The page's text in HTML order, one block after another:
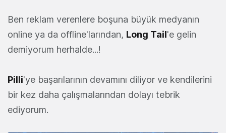
Ben reklam verenlere boşuna büyük medyanın
online ya da offline'larından, Long Tail'e gelin
demiyorum herhalde...!
Pilli'ye başarılarının devamını diliyor ve kendilerini
bir kez daha çalışmalarından dolayı tebrik
ediyorum.